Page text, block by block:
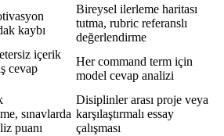
kaybı
Bireysel ilerleme haritası
tutma, rubric referanslı
değerlendirme
içerik
cevap
Her command term için
model cevap analizi
sınavlarda
puanı
Disiplinler arası proje veya
karşılaştırmalı essay
çalışması